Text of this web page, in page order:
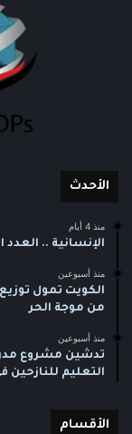
الأحدث
منذ 4 أيام
الإنسانية ..
منذ أسبوعين
الكويت تمول
من موجة الحر
منذ أسبوعين
تدشين مشروع
التعليم للنازحين
الأقسام